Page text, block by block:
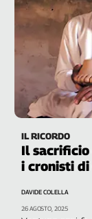
IL RICORDO
Il
i cronisti di
DAVIDE COLELLA
26 AGOSTO, 2025